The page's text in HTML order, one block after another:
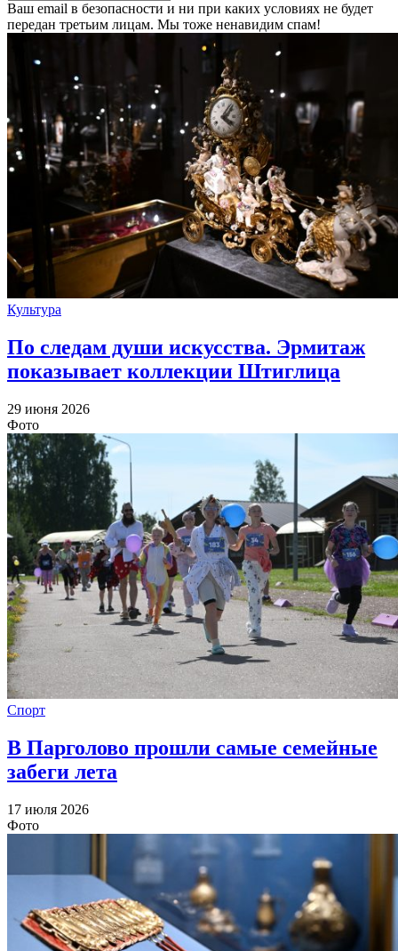
Ваш email в безопасности и ни при каких условиях не будет
передан третьим лицам. Мы тоже ненавидим спам!
Культура
По следам души искусства. Эрмитаж
показывает коллекции Штиглица
29 июня 2026
Фото
Спорт
В Парголово прошли самые семейные
забеги лета
17 июля 2026
Фото